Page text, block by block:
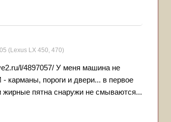
(Lexus LX 450, 470)
l/4897057/ У меня машина не
карманы, пороги и двери... в первое
жирные пятна снаружи не смываются...